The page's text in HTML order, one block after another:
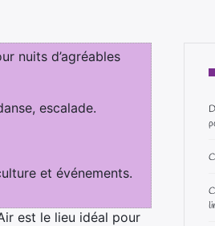
nuits d’agréables
escalade.
et événements.
est le lieu idéal pour